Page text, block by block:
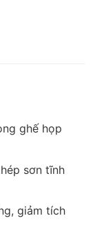
ghế họp
sơn tĩnh
giảm tích